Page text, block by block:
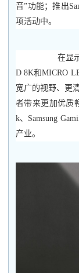
音”功能；推出
项活动中。
在显
D 8K和MICRO
宽广的视野、更
者带来更加优质
k、Samsung
产业。